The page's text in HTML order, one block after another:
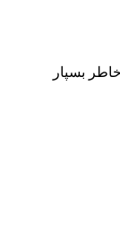
بسپار